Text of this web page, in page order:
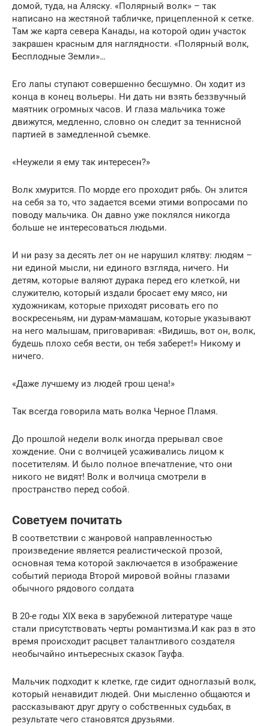
домой, туда, на Аляску. «Полярный волк» – так
написано на жестяной табличке, прицепленной к сетке.
Там же карта севера Канады, на которой один участок
закрашен красным для наглядности. «Полярный волк,
Бесплодные Земли»…
Его лапы ступают совершенно бесшумно. Он ходит из
конца в конец вольеры. Ни дать ни взять беззвучный
маятник огромных часов. И глаза мальчика тоже
движутся, медленно, словно он следит за теннисной
партией в замедленной съемке.
«Неужели я ему так интересен?»
Волк хмурится. По морде его проходит рябь. Он злится
на себя за то, что задается всеми этими вопросами по
поводу мальчика. Он давно уже поклялся никогда
больше не интересоваться людьми.
И ни разу за десять лет он не нарушил клятву: людям –
ни единой мысли, ни единого взгляда, ничего. Ни
детям, которые валяют дурака перед его клеткой, ни
служителю, который издали бросает ему мясо, ни
художникам, которые приходят рисовать его по
воскресеньям, ни дурам-мамашам, которые указывают
на него малышам, приговаривая: «Видишь, вот он, волк,
будешь плохо себя вести, он тебя заберет!» Никому и
ничего.
«Даже лучшему из людей грош цена!»
Так всегда говорила мать волка Черное Пламя.
До прошлой недели волк иногда прерывал свое
хождение. Они с волчицей усаживались лицом к
посетителям. И было полное впечатление, что они
никого не видят! Волк и волчица смотрели в
пространство перед собой.
Советуем почитать
В соответствии с жанровой направленностью
произведение является реалистической прозой,
основная тема которой заключается в изображение
событий периода Второй мировой войны глазами
обычного рядового солдата
В 20-е годы XIX века в зарубежной литературе чаще
стали присутствовать черты романтизма.И как раз в это
время происходит расцвет талантливого создателя
необычайно интьересных сказок Гауфа.
Мальчик подходит к клетке, где сидит одноглазый волк,
который ненавидит людей. Они мысленно общаются и
рассказывают друг другу о собственных судьбах, в
результате чего становятся друзьями.